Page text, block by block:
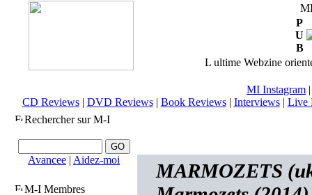
P
U
B
L ultime Webzine
MI Instagram
CD Reviews| DVD Reviews| Book Reviews| Interviews| Live
Rechercher sur M-I
Avancee | Aidez-moi
M-I Membres
MARMOZETS